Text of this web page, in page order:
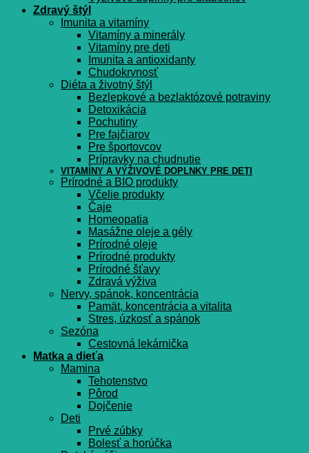
Zdravý štýl
Imunita a vitamíny
Vitamíny a minerály
Vitamíny pre deti
Imunita a antioxidanty
Chudokrvnosť
Diéta a životný štýl
Bezlepkové a bezlaktózové potraviny
Detoxikácia
Pochutiny
Pre fajčiarov
Pre športovcov
Prípravky na chudnutie
VITAMÍNY A VÝŽIVOVÉ DOPLNKY PRE DETI
Prírodné a BIO produkty
Včelie produkty
Čaje
Homeopatia
Masážne oleje a gély
Prírodné oleje
Prírodné produkty
Prírodné šťavy
Zdravá výživa
Nervy, spánok, koncentrácia
Pamät, koncentrácia a vitalita
Stres, úzkosť a spánok
Sezóna
Cestovná lekárnička
Matka a dieťa
Mamina
Tehotenstvo
Pôrod
Dojčenie
Deti
Prvé zúbky
Bolesť a horúčka